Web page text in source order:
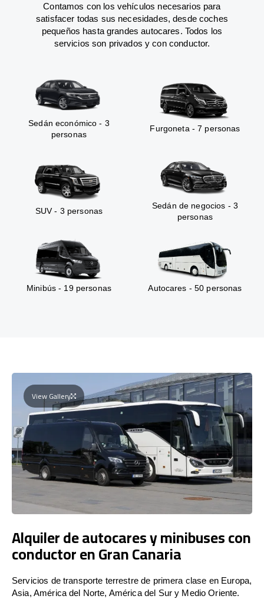
Contamos con los vehículos necesarios para
satisfacer todas sus necesidades, desde coches
pequeños hasta grandes autocares. Todos los
servicios son privados y con conductor.
Sedán económico - 3
personas
Furgoneta - 7 personas
SUV - 3 personas
Sedán de negocios - 3
personas
Minibús - 19 personas Autocares - 50 personas
View Gallery
Alquiler de autocares y minibuses con
conductor en Gran Canaria
Servicios de transporte terrestre de primera clase en Europa,
Asia, América del Norte, América del Sur y Medio Oriente.